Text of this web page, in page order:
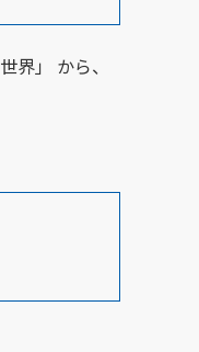
界」 から、